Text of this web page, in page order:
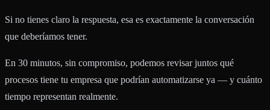
Si no tienes claro la respuesta, esa es exactamente la conversación
que deberíamos tener.
En 30 minutos, sin compromiso, podemos revisar juntos qué
procesos tiene tu empresa que podrían automatizarse ya — y cuánto
tiempo representan realmente.